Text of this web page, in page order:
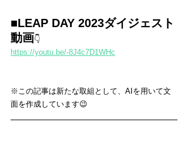
■LEAP DAY 2023ダイジェスト
動画👇️
https://youtu.be/-8J4c7D1WHc
※この記事は新たな取組として、AIを用いて文
面を作成しています😉